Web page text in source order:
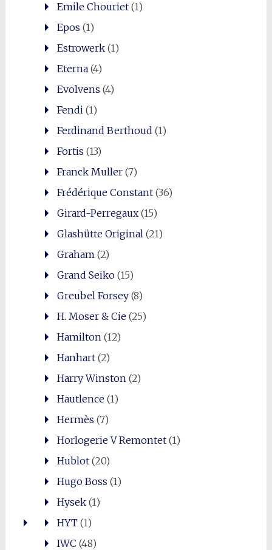
Emile Chouriet(1)
Epos (1)
Estrowerk(1)
Eterna(4)
Evolvens (4)
Fendi(1)
Ferdinand Berthoud (1)
Fortis (13)
Franck Muller(7)
Frédérique Constant(36)
Girard-Perregaux(15)
Glashütte Original(21)
Graham(2)
Grand Seiko(15)
Greubel Forsey(8)
H. Moser & Cie(25)
Hamilton(12)
Hanhart(2)
Harry Winston(2)
Hautlence(1)
Hermès (7)
Horlogerie V Remontet(1)
Hublot(20)
Hugo Boss (1)
Hysek(1)
HYT(1)
IWC (48)